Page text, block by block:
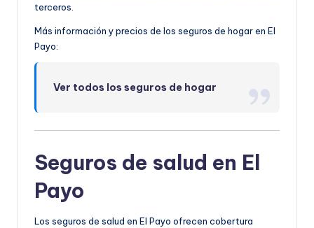
terceros.
Más información y precios de los seguros de hogar en El
Payo:
Ver todos los seguros de hogar
Seguros de salud en El
Payo
Los seguros de salud en El Payo ofrecen cobertura